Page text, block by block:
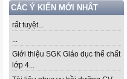
CÁC Ý KIẾN MỚI NHẤT
rất tuyệt...
...
Giới thiệu SGK Giáo dục thể chất
lớp 4...